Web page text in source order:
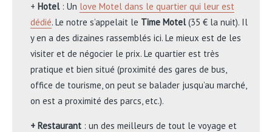
+ Hotel: Un love Motel dans le quartier qui leur est
dédié. Le notre s’appelait le Time Motel(35 € la nuit). Il
y en a des dizaines rassemblés ici. Le mieux est de les
visiter et de négocier le prix. Le quartier est très
pratique et bien situé (proximité des gares de bus,
office de tourisme, on peut se balader jusqu’au marché,
on est a proximité des parcs, etc.).
+ Restaurant : un des meilleurs de tout le voyage et